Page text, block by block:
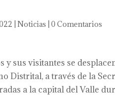
|Noticias |0 Comentarios
y sus visitantes se
Distrital, a través de la
a la capital del Valle